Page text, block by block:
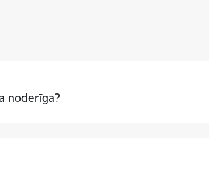
noderīga?